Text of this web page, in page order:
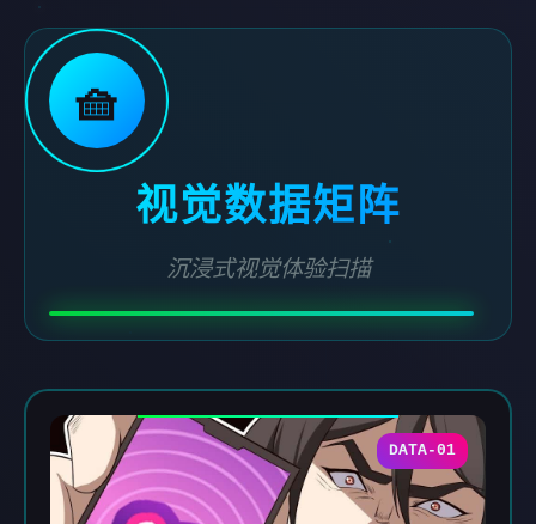
🧺
视觉数据矩阵
沉浸式视觉体验扫描
DATA-01